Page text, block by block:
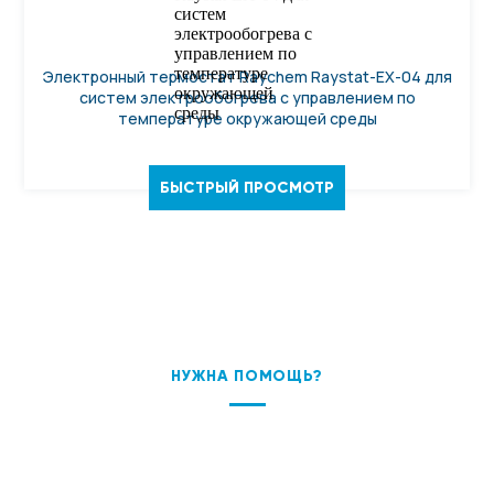
Электронный термостат Raychem Raystat-EX-04 для
систем электрообогрева с управлением по
температуре окружающей среды
БЫСТРЫЙ ПРОСМОТР
НУЖНА ПОМОЩЬ?